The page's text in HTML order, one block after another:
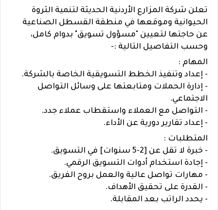
تعلن شركة المزارع الأردنية الحديثة لتنمية الثروة
الحيوانية وموقعها في منطقة القسطل الصناعية
عن حاجتها لتعيين "مسؤول تسويق" بدوام كامل،
وحسب التفاصيل التالية :-
المهام :
- إعداد وتنفيذ الخطط التسويقية الخاصة بالشركة.
- إدارة الحملات ومتابعتها على وسائل التواصل
الاجتماعي.
- التواصل مع العملاء واستقطاب عملاء جدد.
- إعداد تقارير دورية عن الأداء.
المتطلبات :
- خبرة لا تقل عن [2-5 سنوات] في التسويق.
- إجادة استخدام أدوات التسويق الرقمي.
- مهارات تواصل عالية والعمل بروح الفريق.
- القدرة على تحقيق الأهداف.
- يحدد الراتب بعد المقابلة.